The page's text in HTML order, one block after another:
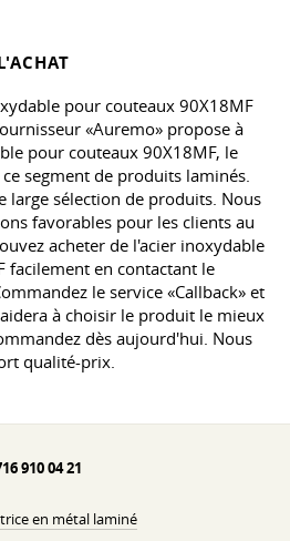
pour couteaux 90X18MF
«Auremo» propose à
pour couteaux 90X18MF, le
segment de produits laminés.
large sélection de produits. Nous
favorables pour les clients au
acheter de l'acier inoxydable
facilement en contactant le
le service «Callback» et
à choisir le produit le mieux
dès aujourd'hui. Nous
qualité-prix.
910 04 21
en métal laminé